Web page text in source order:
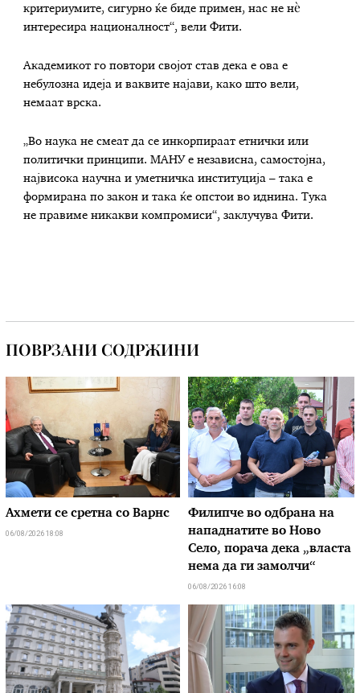
критериумите, сигурно ќе биде примен, нас не нѐ
интересира националност“, вели Фити.
Академикот го повтори својот став дека е ова е
небулозна идеја и ваквите најави, како што вели,
немаат врска.
„Во наука не смеат да се инкорпираат етнички или
политички принципи. МАНУ е независна, самостојна,
највисока научна и уметничка институција – така е
формирана по закон и така ќе опстои во иднина. Тука
не правиме никакви компромиси“, заклучува Фити.
ПОВРЗАНИ СОДРЖИНИ
Ахмети се сретна со Варнс
06/08/2026 18:08
Филипче во одбрана на
нападнатите во Ново
Село, порача дека „власта
нема да ги замолчи“
06/08/2026 16:08